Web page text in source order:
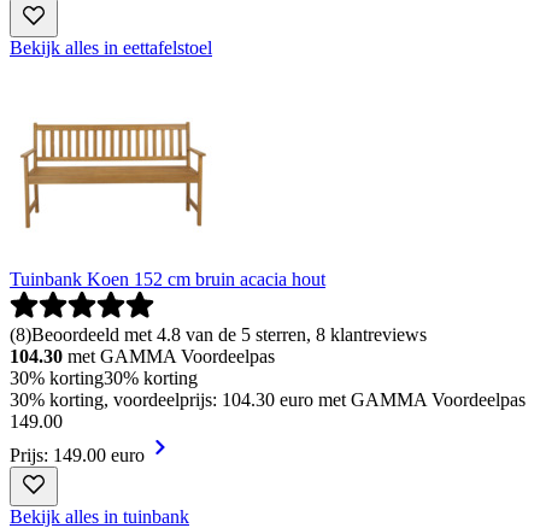
Bekijk alles in eettafelstoel
Tuinbank Koen 152 cm bruin acacia hout
(8)Beoordeeld met 4.8 van de 5 sterren, 8 klantreviews
104.30 met GAMMA Voordeelpas
30% korting30% korting
30% korting, voordeelprijs: 104.30 euro met GAMMA Voordeelpas
149.00
Prijs: 149.00 euro
Bekijk alles in tuinbank